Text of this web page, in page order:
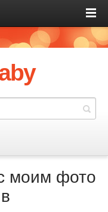
моим фото